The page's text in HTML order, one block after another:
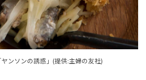
ンソンの誘惑」(提供:主婦の友社)